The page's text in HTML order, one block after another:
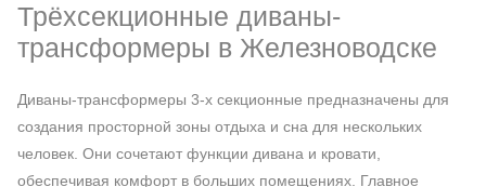
Трёхсекционные диваны-
трансформеры в Железноводске
Диваны-трансформеры 3-х секционные предназначены для
создания просторной зоны отдыха и сна для нескольких
человек. Они сочетают функции дивана и кровати,
обеспечивая комфорт в больших помещениях. Главное